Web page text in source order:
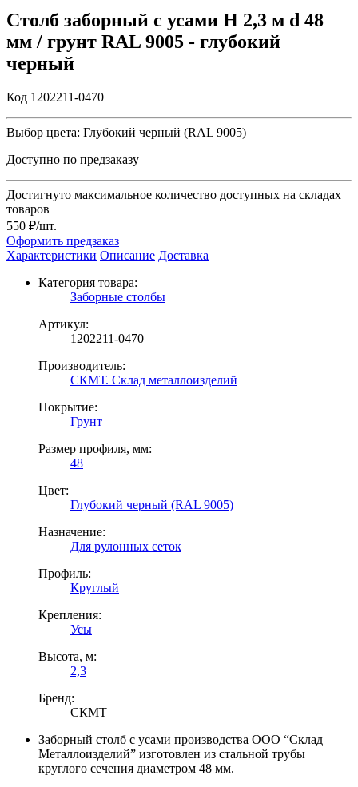
Столб заборный с усами H 2,3 м d 48
мм / грунт RAL 9005 - глубокий
черный
Код 1202211-0470
Выбор цвета: Глубокий черный (RAL 9005)
Доступно по предзаказу
Достигнуто максимальное количество доступных на складах
товаров
550 ₽/шт.
Оформить предзаказ
Характеристики Описание Доставка
Категория товара:
Заборные столбы
Артикул:
1202211-0470
Производитель:
СКМТ. Склад металлоизделий
Покрытие:
Грунт
Размер профиля, мм:
48
Цвет:
Глубокий черный (RAL 9005)
Назначение:
Для рулонных сеток
Профиль:
Круглый
Крепления:
Усы
Высота, м:
2,3
Бренд:
СКМТ
Заборный столб с усами производства ООО “Склад
Металлоизделий” изготовлен из стальной трубы
круглого сечения диаметром 48 мм.